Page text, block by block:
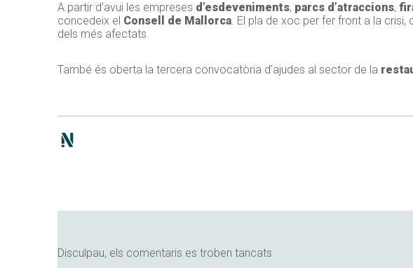
A partir d’avui les empreses d’esdeveniments, parcs d’atraccions,
concedeix el Consell de Mallorca. El pla de xoc per fer front a la crisi,
dels més afectats.
També és oberta la tercera convocatòria d’ajudes al sector de la
Disculpau, els comentaris es troben tancats